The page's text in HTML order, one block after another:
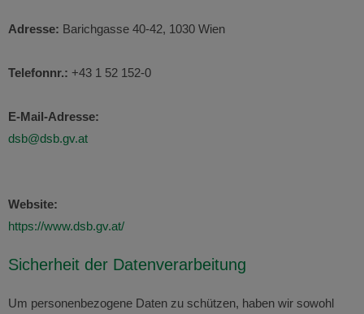
Adresse: Barichgasse 40-42, 1030 Wien
Telefonnr.: +43 1 52 152-0
E-Mail-Adresse:
dsb@dsb.gv.at
Website:
https://www.dsb.gv.at/
Sicherheit der Datenverarbeitung
Um personenbezogene Daten zu schützen, haben wir sowohl